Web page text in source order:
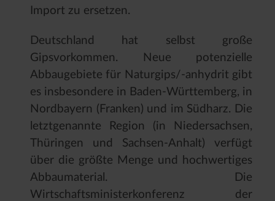
Import zu ersetzen.
Deutschland hat selbst große
Gipsvorkommen. Neue potenzielle
Abbaugebiete für Naturgips/-anhydrit gibt
es insbesondere in Baden-Württemberg, in
Nordbayern (Franken) und im Südharz. Die
letztgenannte Region (in Niedersachsen,
Thüringen und Sachsen-Anhalt) verfügt
über die größte Menge und hochwertiges
Abbaumaterial. Die
Wirtschaftsministerkonferenz der